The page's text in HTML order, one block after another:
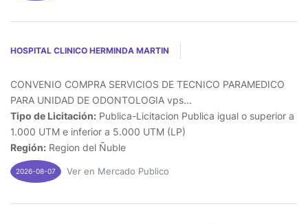
HOSPITAL CLINICO HERMINDA MARTIN
CONVENIO COMPRA SERVICIOS DE TECNICO PARAMEDICO
PARA UNIDAD DE ODONTOLOGIA vps...
Tipo de Licitación: Publica-Licitacion Publica igual o superior a
1.000 UTM e inferior a 5.000 UTM (LP)
Región: Region del Ñuble
2026-08-07 Ver en Mercado Publico